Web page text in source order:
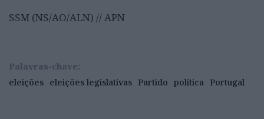
SSM (NS/AO/ALN) // APN
Palavras-chave:
eleições eleições legislativas Partido política Portugal